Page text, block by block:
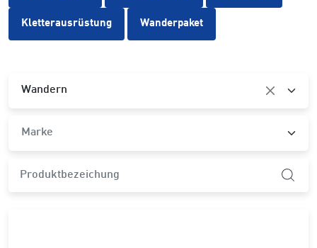
Kletterausrüstung Wanderpaket
Wandern
Marke